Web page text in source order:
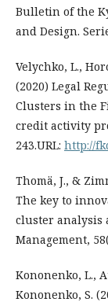
Bulletin of the
and Design.
Velychko, L.,
(2020) Legal
Clusters in the
credit activity
243.URL: http://
Thomä, J., &
The key to
cluster analysis
Management,
Kononenko, L.,
Kononenko, S.